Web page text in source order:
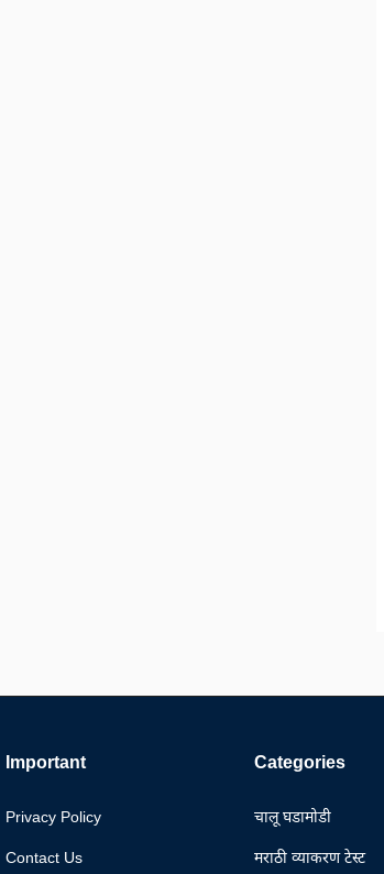
Important
Privacy Policy
Contact Us
Categories
चालू घडामोडी
मराठी व्याकरण टेस्ट